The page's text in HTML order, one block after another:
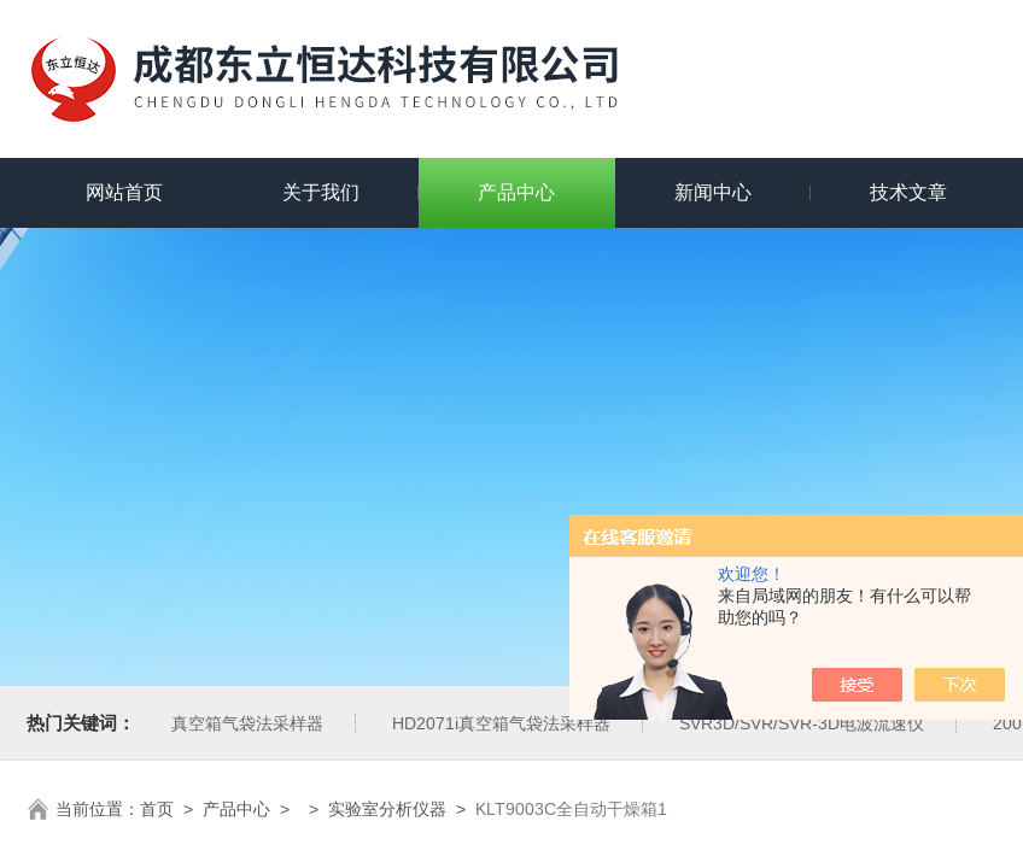
欢迎您！
来自局域网的朋友！有什么可以帮
助您的吗？
网站首页 关于我们 产品中心 新闻中心 技术文章
热门关键词： 真空箱气袋法采样器 HD2071i真空箱气袋法采样器 SVR3D/SVR/SVR-3D电波流速仪 200M便携式水质重金属快速检测仪
当前位置： 首页 > 产品中心 > > 实验室分析仪器 > KLT9003C全自动干燥箱1